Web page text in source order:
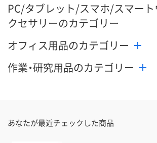
PC/タブレット/スマホ/スマー
クセサリーのカテゴリー
オフィス用品のカテゴリー
作業・研究用品のカテゴリー
あなたが最近チェックした商品